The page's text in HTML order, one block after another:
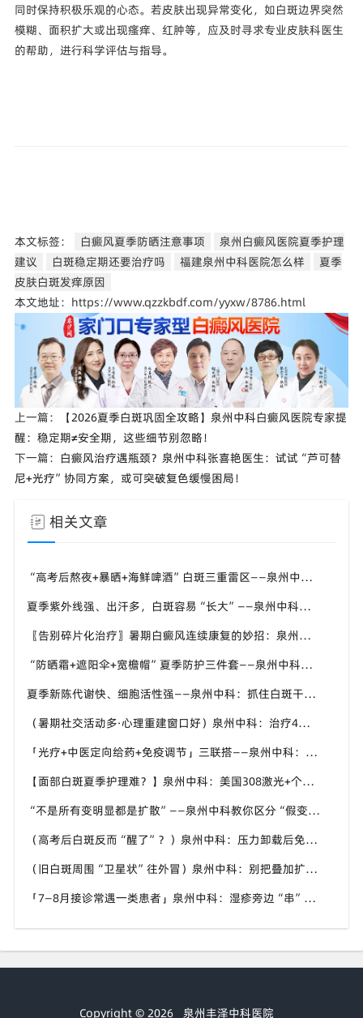
同时保持积极乐观的心态。若皮肤出现异常变化，如白斑边界突然
模糊、面积扩大或出现瘙痒、红肿等，应及时寻求专业皮肤科医生
的帮助，进行科学评估与指导。
本文标签： 白癜风夏季防晒注意事项
泉州白癜风医院夏季护理
建议
白斑稳定期还要治疗吗 福建泉州中科医院怎么样
夏季
皮肤白斑发痒原因
本文地址：https://www.qzzkbdf.com/yyxw/8786.html
上一篇：
【2026夏季白斑巩固全攻略】泉州中科白癜风医院专家提
醒：稳定期≠安全期，这些细节别忽略！
下一篇： 白癜风治疗遇瓶颈？泉州中科张喜艳医生：试试“芦可替
尼+光疗”协同方案，或可突破复色缓慢困局！
相关文章
“高考后熬夜+暴晒+海鲜啤酒”白斑三重雷区——泉州中科张喜艳医生：暑假这两个月管好了，九月入学才安心
夏季紫外线强、出汗多，白斑容易“长大”——泉州中科：进展期先控斑、稳定期再促复色
〖告别碎片化治疗〗暑期白癜风连续康复的妙招：泉州中科倡导“封育养息”体系
“防晒霜+遮阳伞+宽檐帽”夏季防护三件套——泉州中科：白斑区优先选物理防晒，温和不致敏
夏季新陈代谢快、细胞活性强——泉州中科：抓住白斑干预“加速窗口”，别让复色机会溜走
（暑期社交活动多·心理重建窗口好）泉州中科：治疗4到6周出现色素岛，孩子的自信先回来
「光疗+中医定向给药+免疫调节」三联搭——泉州中科：三伏期间把中医外治比重往上提
【面部白斑夏季护理难？】泉州中科：美国308激光+个性化方案，精准靶向不复色“盲区”
“不是所有变明显都是扩散”——泉州中科教你区分“假变化”与真进展
（高考后白斑反而“醒了”？）泉州中科：压力卸载后免疫波动正常，及时干预别慌
（旧白斑周围“卫星状”往外冒）泉州中科：别把叠加扩散当成普通皮肤病拖下去
「7—8月接诊常遇一类患者」泉州中科：湿疹旁边“串”出好几块新白，一查已是进展期泛发倾向
Copyright © 2026 泉州丰泽中科医院